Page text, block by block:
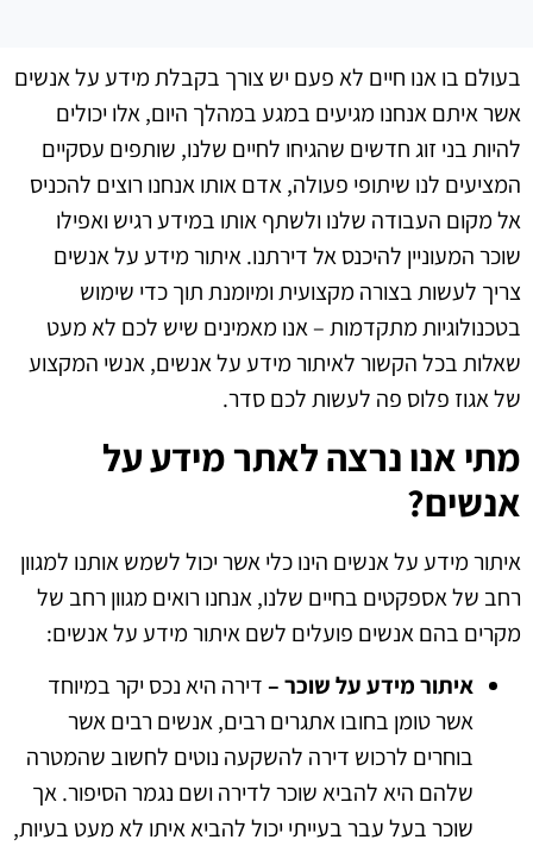
בעולם בו אנו חיים לא פעם יש צורך בקבלת מידע על אנשים
אשר איתם אנחנו מגיעים במגע במהלך היום, אלו יכולים
להיות בני זוג חדשים שהגיחו לחיים שלנו, שותפים עסקיים
המציעים לנו שיתופי פעולה, אדם אותו אנחנו רוצים להכניס
אל מקום העבודה שלנו ולשתף אותו במידע רגיש ואפילו
שוכר המעוניין להיכנס אל דירתנו. איתור מידע על אנשים
צריך לעשות בצורה מקצועית ומיומנת תוך כדי שימוש
בטכנולוגיות מתקדמות – אנו מאמינים שיש לכם לא מעט
שאלות בכל הקשור לאיתור מידע על אנשים, אנשי המקצוע
של אגוז פלוס פה לעשות לכם סדר.
מתי אנו נרצה לאתר מידע על
אנשים?
איתור מידע על אנשים הינו כלי אשר יכול לשמש אותנו למגוון
רחב של אספקטים בחיים שלנו, אנחנו רואים מגוון רחב של
מקרים בהם אנשים פועלים לשם איתור מידע על אנשים:
איתור מידע על שוכר –דירה היא נכס יקר במיוחד
אשר טומן בחובו אתגרים רבים, אנשים רבים אשר
בוחרים לרכוש דירה להשקעה נוטים לחשוב שהמטרה
שלהם היא להביא שוכר לדירה ושם נגמר הסיפור. אך
שוכר בעל עבר בעייתי יכול להביא איתו לא מעט בעיות,